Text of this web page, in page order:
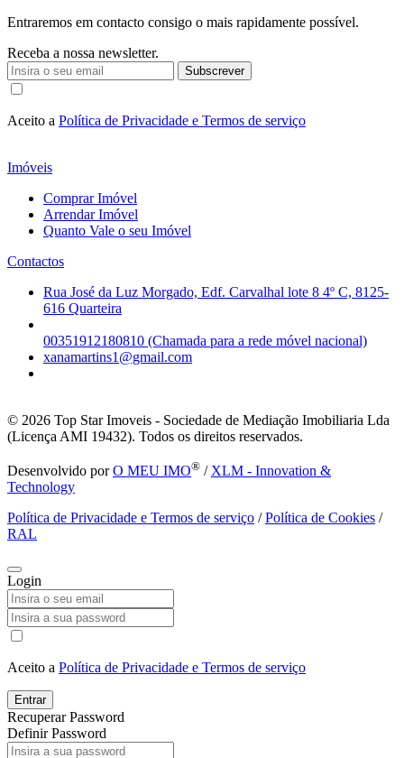
Entraremos em contacto consigo o mais rapidamente possível.
Receba a nossa newsletter.
Subscrever
Aceito a Política de Privacidade e Termos de serviço
Imóveis
Comprar Imóvel
Arrendar Imóvel
Quanto Vale o seu Imóvel
Contactos
Rua José da Luz Morgado, Edf. Carvalhal lote 8 4º C, 8125-
616 Quarteira
00351912180810 (Chamada para a rede móvel nacional)
xanamartins1@gmail.com
© 2026 Top Star Imoveis - Sociedade de Mediação Imobiliaria Lda
(Licença AMI 19432). Todos os direitos reservados.
Desenvolvido porO MEU IMO® / XLM - Innovation &
Technology
Política de Privacidade e Termos de serviço /Política de Cookies /
RAL
Login
Aceito a Política de Privacidade e Termos de serviço
Entrar
Recuperar Password
Definir Password